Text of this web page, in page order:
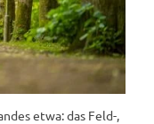
etwa: das Feld-,